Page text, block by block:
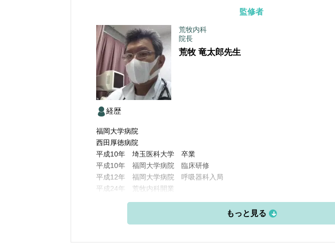
監修者
荒牧内科
院長
荒牧 竜太郎先生
経歴
福岡大学病院
西田厚徳病院
平成10年 埼玉医科大学 卒業
平成10年 福岡大学病院 臨床研修
平成12年 福岡大学病院 呼吸器科入局
平成24年 荒牧内科開業